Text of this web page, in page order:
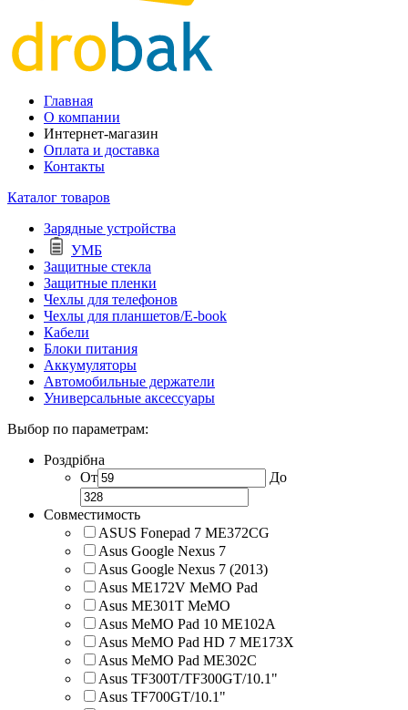
Главная
О компании
Интернет-магазин
Оплата и доставка
Контакты
Каталог товаров
Зарядные устройства
УМБ
Защитные стекла
Защитные пленки
Чехлы для телефонов
Чехлы для планшетов/E-book
Кабели
Блоки питания
Аккумуляторы
Автомобильные держатели
Универсальные аксессуары
Выбор по параметрам:
Роздрібна
От
До
Совместимость
ASUS Fonepad 7 ME372CG
Asus Google Nexus 7
Asus Google Nexus 7 (2013)
Asus ME172V MeMO Pad
Asus ME301T MeMO
Asus MeMO Pad 10 ME102A
Asus MeMO Pad HD 7 ME173X
Asus MeMO Pad ME302C
Asus TF300T/TF300GT/10.1"
Asus TF700GT/10.1"